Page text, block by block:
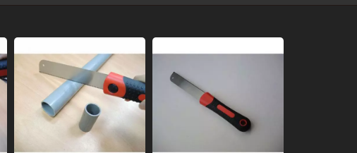
Sierra manual japonesa de
tracción con hoja
reemplazada